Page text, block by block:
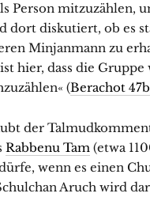
Person mitzuzählen,
dort diskutiert, ob es
Minjanmann zu
hier, dass die
(Berachot 47b
der
Rabbenu Tam (etwa
wenn es einen
Aruch wird